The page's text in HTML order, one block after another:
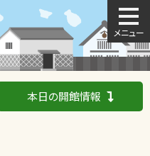
本日の開館情報